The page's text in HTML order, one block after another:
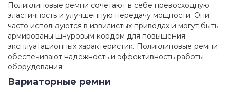
Поликлиновые ремни сочетают в себе превосходную
эластичность и улучшенную передачу мощности. Они
часто используются в извилистых приводах и могут быть
армированы шнуровым кордом для повышения
эксплуатационных характеристик. Поликлиновые ремни
обеспечивают надежность и эффективность работы
оборудования.
Вариаторные ремни